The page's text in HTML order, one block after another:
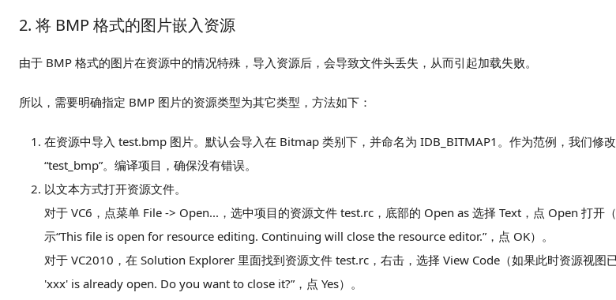
2. 将 BMP 格式的图片嵌入资源
由于 BMP 格式的图片在资源中的情况特殊，导入资源后，会导致文件头丢失，从而引起加载失败。
所以，需要明确指定 BMP 图片的资源类型为其它类型，方法如下：
在资源中导入 test.bmp 图片。默认会导入在 Bitmap 类别下，并命名为 IDB_BITMAP1。作为范例，我们修
“test_bmp”。编译项目，确保没有错误。
以文本方式打开资源文件。
对于 VC6，点菜单 File -> Open...，选中项目的资源文件 test.rc，底部的 Open as 选择 Text，点 Open 打开
示“This file is open for resource editing. Continuing will close the resource editor.”，点 OK）。
对于 VC2010，在 Solution Explorer 里面找到资源文件 test.rc，右击，选择 View Code（如果此时资源视图
'xxx' is already open. Do you want to close it?”，点 Yes）。